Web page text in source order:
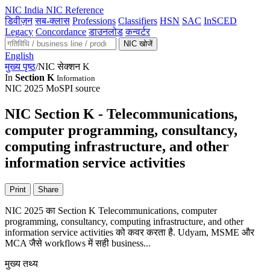
NIC India NIC Reference
डिवीज़न सब-क्लास Professions Classifiers HSN SAC InSCED
Legacy Concordance डाउनलोड कन्वर्टर
NIC खोजें
English
मुख्य पृष्ठ/NIC सेक्शन K
In Section K Information
NIC 2025 MoSPI source
NIC Section K - Telecommunications,
computer programming, consultancy,
computing infrastructure, and other
information service activities
Print Share
NIC 2025 का Section K Telecommunications, computer
programming, consultancy, computing infrastructure, and other
information service activities को कवर करता है. Udyam, MSME और
MCA जैसे workflows में सही business...
मुख्य तथ्य